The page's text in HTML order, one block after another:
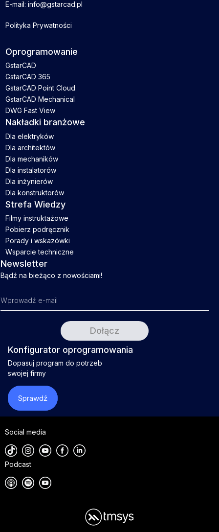
E-mail: info@gstarcad.pl
Polityka Prywatności
Oprogramowanie
GstarCAD
GstarCAD 365
GstarCAD Point Cloud
GstarCAD Mechanical
DWG Fast View
Nakładki branżowe
Dla elektryków
Dla architektów
Dla mechaników
Dla instalatorów
Dla inżynierów
Dla konstruktorów
Strefa Wiedzy
Filmy instruktażowe
Pobierz podręcznik
Porady i wskazówki
Wsparcie techniczne
Newsletter
Bądź na bieżąco z nowościami!
Konfigurator oprogramowania
Dopasuj program do potrzeb
swojej firmy
Sprawdź
Social media
Podcast